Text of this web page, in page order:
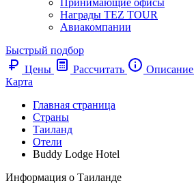
Принимающие офисы
Награды TEZ TOUR
Авиакомпании
Быстрый подбор
Цены
Рассчитать Описание
Карта
Главная страница
Cтраны
Таиланд
Отели
Buddy Lodge Hotel
Информация о Таиланде